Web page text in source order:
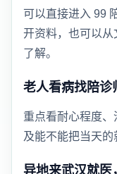
可以直接进入 99
开资料，也可以从
了解。
老人看病找陪诊
重点看耐心程度
及能不能把当天的
异地来武汉就医